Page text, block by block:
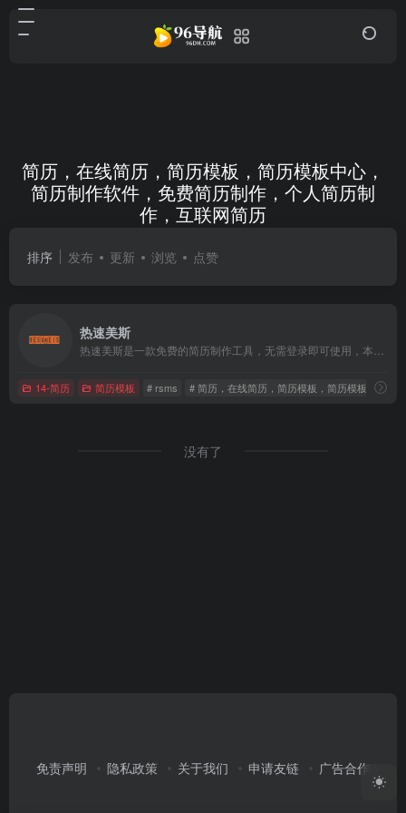
简历，在线简历，简历模板，简历模板中心，
简历制作软件，免费简历制作，个人简历制
作，互联网简历
排序 发布 更新 浏览 点赞
热速美斯
14-简历 简历模板 # rsms # 简历，在线简历，简历模板，简历模板中心，
没有了
免责声明 隐私政策 关于我们 申请友链 广告合作